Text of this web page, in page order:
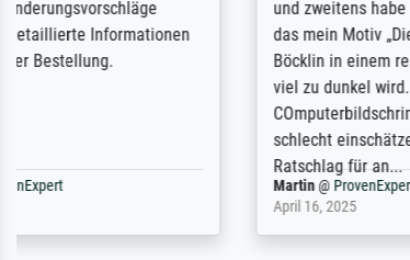
eine Überraschung für die normannische
Ehefrau sein zum Hochzeits- gleichzeitig
auch Geburtstag sein) doch nach zu
Jürgen